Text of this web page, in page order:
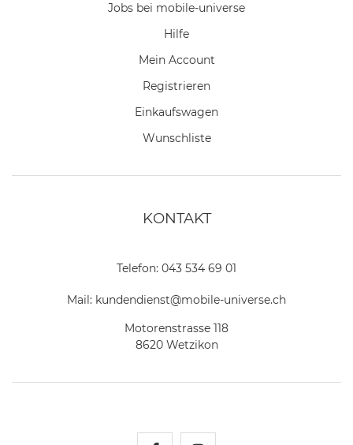
Jobs bei mobile-universe
Hilfe
Mein Account
Registrieren
Einkaufswagen
Wunschliste
KONTAKT
Telefon: 043 534 69 01
Mail: kundendienst@mobile-universe.ch
Motorenstrasse 118
8620 Wetzikon